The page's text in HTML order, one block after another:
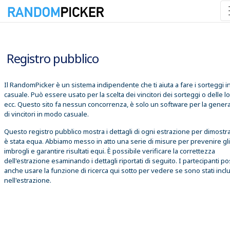
Registro pubblico
Il RandomPicker è un sistema indipendente che ti aiuta a fare i sorteggi
casuale. Può essere usato per la scelta dei vincitori dei sorteggi o delle
ecc. Questo sito fa nessun concorrenza, è solo un software per la
di vincitori in modo casuale.
Questo registro pubblico mostra i dettagli di ogni estrazione per
è stata equa. Abbiamo messo in atto una serie di misure per prevenire gli
imbrogli e garantire risultati equi. È possibile verificare la correttezza
dell'estrazione esaminando i dettagli riportati di seguito. I partecipanti
anche usare la funzione di ricerca qui sotto per vedere se sono stati
nell'estrazione.